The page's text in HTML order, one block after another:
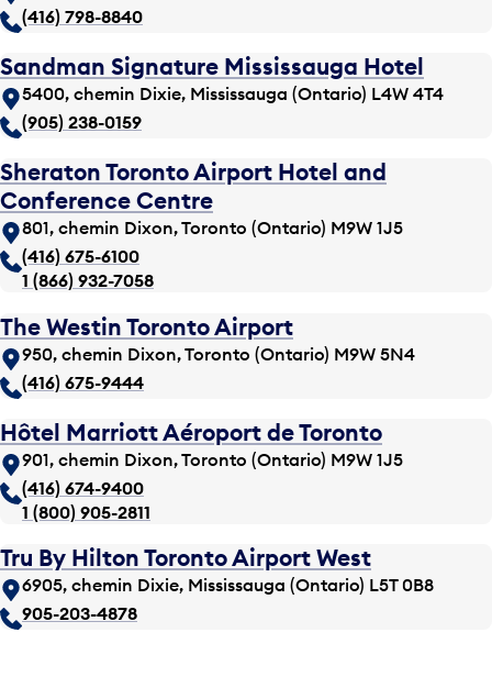
(416) 798-8840
Sandman Signature Mississauga Hotel
5400, chemin Dixie, Mississauga (Ontario) L4W 4T4
(905) 238-0159
Sheraton Toronto Airport Hotel and
Conference Centre
801, chemin Dixon, Toronto (Ontario) M9W 1J5
(416) 675-6100
1 (866) 932-7058
The Westin Toronto Airport
950, chemin Dixon, Toronto (Ontario) M9W 5N4
(416) 675-9444
Hôtel Marriott Aéroport de Toronto
901, chemin Dixon, Toronto (Ontario) M9W 1J5
(416) 674-9400
1 (800) 905-2811
Tru By Hilton Toronto Airport West
6905, chemin Dixie, Mississauga (Ontario) L5T 0B8
905-203-4878